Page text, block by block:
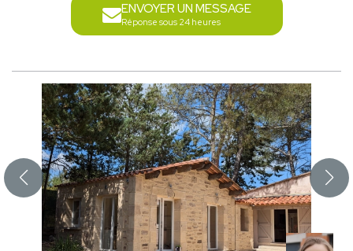
ENVOYER UN MESSAGE
Réponse sous 24 heures